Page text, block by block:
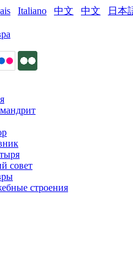
Italiano 中文 中文 日本
совет
строения